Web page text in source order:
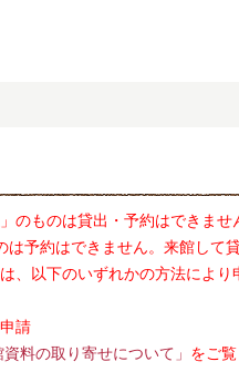
のものは貸出・予約はできませ
予約はできません。来館して
、以下のいずれかの方法により
請
資料の取り寄せについて」 をご覧